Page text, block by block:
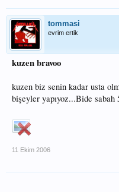
tommasi
evrim ertik
kuzen bravoo
kuzen biz senin kadar usta
bişeyler yapıyoz...Bide
11 Ekim 2006